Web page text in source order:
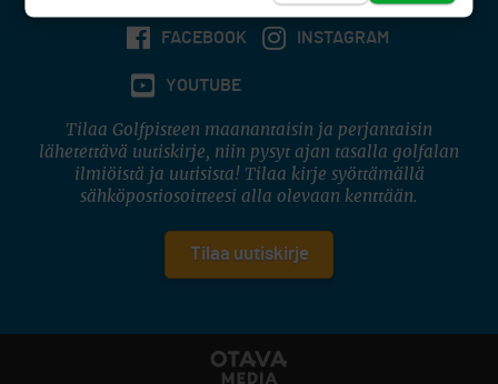
FACEBOOK INSTAGRAM
YOUTUBE
Tilaa Golfpisteen maanantaisin ja perjantaisin
lähetettävä uutiskirje, niin pysyt ajan tasalla golfalan
ilmiöistä ja uutisista! Tilaa kirje syöttämällä
sähköpostiosoitteesi alla olevaan kenttään.
Tilaa uutiskirje